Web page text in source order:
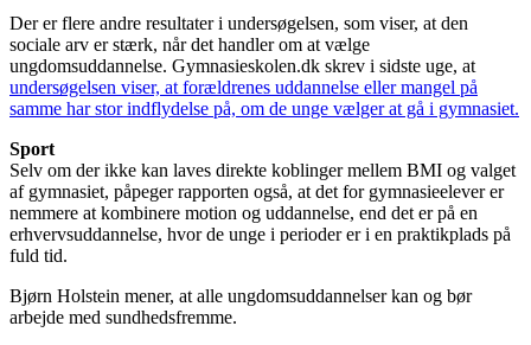
Der er flere andre resultater i undersøgelsen, som viser, at den
sociale arv er stærk, når det handler om at vælge
ungdomsuddannelse. Gymnasieskolen.dk skrev i sidste uge, at
undersøgelsen viser, at forældrenes uddannelse eller mangel på
samme har stor indflydelse på, om de unge vælger at gå i gymnasiet.
Sport
Selv om der ikke kan laves direkte koblinger mellem BMI og valget
af gymnasiet, påpeger rapporten også, at det for gymnasieelever er
nemmere at kombinere motion og uddannelse, end det er på en
erhvervsuddannelse, hvor de unge i perioder er i en praktikplads på
fuld tid.
Bjørn Holstein mener, at alle ungdomsuddannelser kan og bør
arbejde med sundhedsfremme.